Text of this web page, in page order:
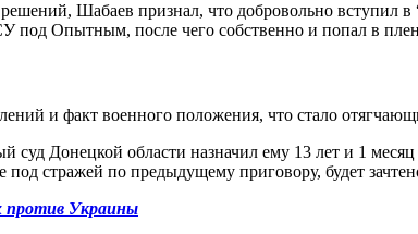
Шабаев признал, что добровольно вступил
под Опытным, после чего собственно и попал в
и факт военного положения, что стало
Донецкой области назначил ему 13 лет и 1
стражей по предыдущему приговору, будет
против Украины